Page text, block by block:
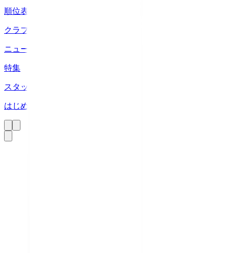
順位表
クラブ
ニュース
特集
スタッツ
はじめての方へ